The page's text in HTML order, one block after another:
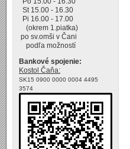
St 15.00 - 16.30
Pi 16.00 - 17.00
(okrem 1.piatka)
po sv.omši v Čani
podľa možností
Bankové spojenie:
Kostol Čaňa:
SK15 0900 0000 0004 4495
3574